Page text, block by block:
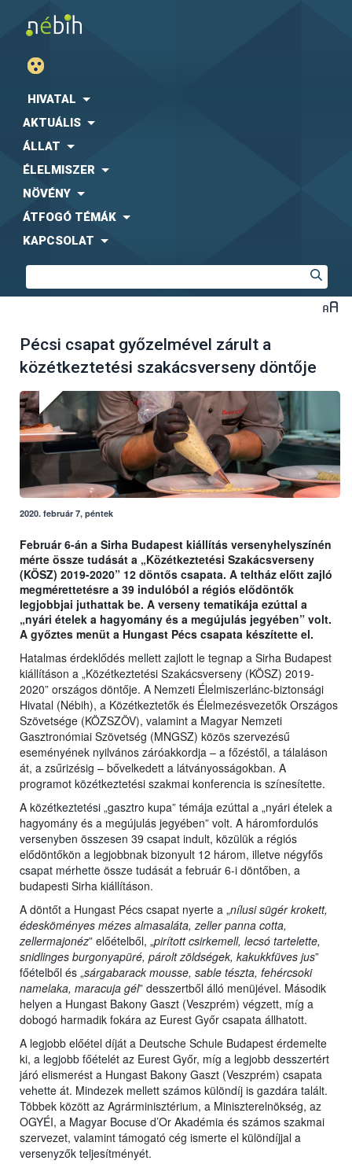
HIVATAL
AKTUÁLIS
ÁLLAT
ÉLELMISZER
NÖVÉNY
ÁTFOGÓ TÉMÁK
KAPCSOLAT
Pécsi csapat győzelmével zárult a
közétkeztetési szakácsverseny döntője
2020. február 7, péntek
Február 6-án a Sirha Budapest kiállítás versenyhelyszínén
mérte össze tudását a „Közétkeztetési Szakácsverseny
(KÖSZ) 2019-2020” 12 döntős csapata. A teltház előtt zajló
megmérettetésre a 39 indulóból a régiós elődöntők
legjobbjai juthattak be. A verseny tematikája ezúttal a
„nyári ételek a hagyomány és a megújulás jegyében” volt.
A győztes menüt a Hungast Pécs csapata készítette el.
Hatalmas érdeklődés mellett zajlott le tegnap a Sirha Budapest
kiállításon a „Közétkeztetési Szakácsverseny (KÖSZ) 2019-
2020” országos döntője. A Nemzeti Élelmiszerlánc-biztonsági
Hivatal (Nébih), a Közétkeztetők és Élelmezésvezetők Országos
Szövetsége (KÖZSZÖV), valamint a Magyar Nemzeti
Gasztronómiai Szövetség (MNGSZ) közös szervezésű
eseményének nyilvános záróakkordja – a főzéstől, a tálaláson
át, a zsűrizésig – bővelkedett a látványosságokban. A
programot közétkeztetési szakmai konferencia is színesítette.
A közétkeztetési „gasztro kupa” témája ezúttal a „nyári ételek a
hagyomány és a megújulás jegyében” volt. A háromfordulós
versenyben összesen 39 csapat indult, közülük a régiós
elődöntőkön a legjobbnak bizonyult 12 három, illetve négyfős
csapat mérhette össze tudását a február 6-i döntőben, a
budapesti Sirha kiállításon.
A döntőt a Hungast Pécs csapat nyerte a „nílusi sügér krokett,
édesköményes mézes almasaláta, zeller panna cotta,
zellermajonéz” előételből, „pirított csirkemell, lecsó tartelette,
snidlinges burgonyapüré, párolt zöldségek, kakukkfüves jus”
főételből és „sárgabarack mousse, sable tészta, fehércsoki
namelaka, maracuja gél” desszertből álló menüjével. Második
helyen a Hungast Bakony Gaszt (Veszprém) végzett, míg a
dobogó harmadik fokára az Eurest Győr csapata állhatott.
A legjobb előétel díját a Deutsche Schule Budapest érdemelte
ki, a legjobb főételét az Eurest Győr, míg a legjobb desszertért
járó elismerést a Hungast Bakony Gaszt (Veszprém) csapata
vehette át. Mindezek mellett számos különdíj is gazdára talált.
Többek között az Agrárminisztérium, a Miniszterelnökség, az
OGYÉI, a Magyar Bocuse d’Or Akadémia és számos szakmai
szervezet, valamint támogató cég ismerte el különdíjjal a
versenyzők teljesítményét.